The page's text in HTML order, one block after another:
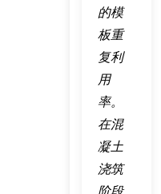
的模
板重
复利
用
率。
在混
凝土
浇筑